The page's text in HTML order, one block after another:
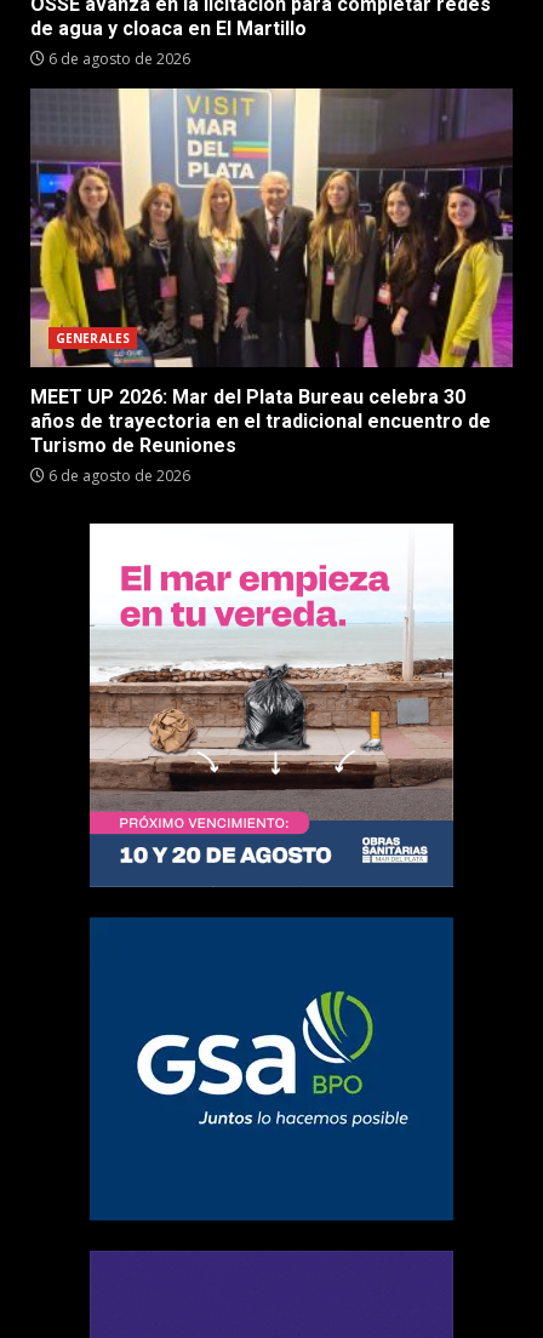
de agua y cloaca en El Martillo
6 de agosto de 2026
GENERALES
MEET UP 2026: Mar del Plata Bureau celebra 30
años de trayectoria en el tradicional encuentro de
Turismo de Reuniones
6 de agosto de 2026